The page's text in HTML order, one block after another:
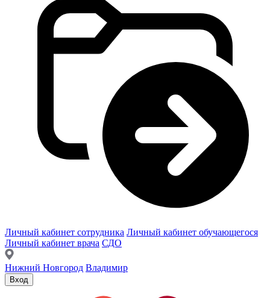
Личный кабинет сотрудника Личный кабинет обучающегося
Личный кабинет врача СДО
Нижний Новгород Владимир
Вход